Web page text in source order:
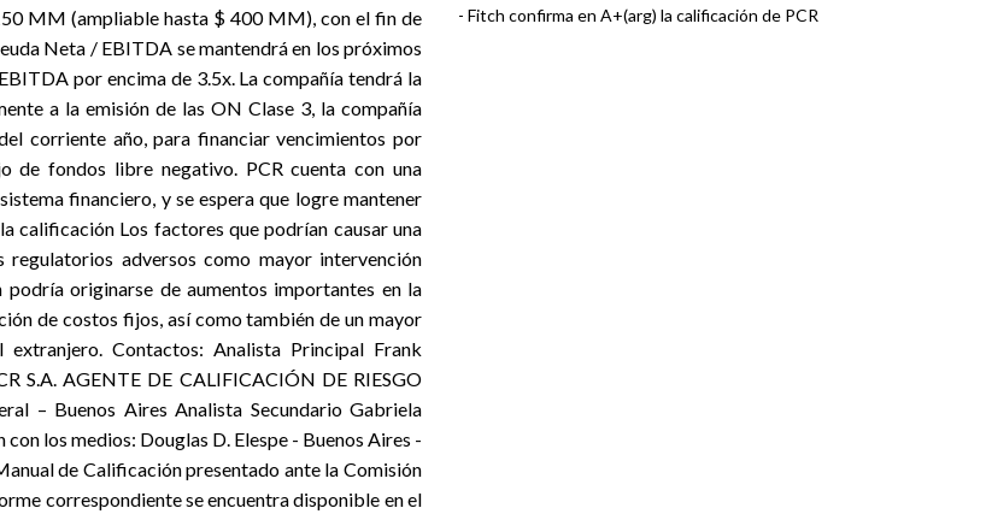
MM (ampliable hasta $ 400 MM), con el fin de
Neta / EBITDA se mantendrá en los próximos
por encima de 3.5x. La compañía tendrá la
a la emisión de las ON Clase 3, la compañía
corriente año, para financiar vencimientos por
fondos libre negativo. PCR cuenta con una
financiero, y se espera que logre mantener
calificación Los factores que podrían causar una
adversos como mayor intervención
originarse de aumentos importantes en la
de costos fijos, así como también de un mayor
Contactos: Analista Principal Frank
S.A. AGENTE DE CALIFICACIÓN DE RIESGO
– Buenos Aires Analista Secundario Gabriela
los medios: Douglas D. Elespe - Buenos Aires -
de Calificación presentado ante la Comisión
correspondiente se encuentra disponible en el
- Fitch confirma en A+(arg) la calificación de PCR